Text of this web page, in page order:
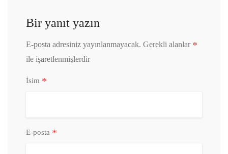
Bir yanıt yazın
E-posta adresiniz yayınlanmayacak. Gerekli alanlar *
ile işaretlenmişlerdir
İsim *
E-posta *